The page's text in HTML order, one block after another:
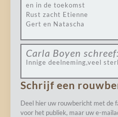
en in de toekomst
Rust zacht Etienne
Gert en Natascha
Carla Boyen schreef:
Innige deelneming,veel
Schrijf een
Deel hier uw rouwbericht met de
voor het publiek, maar uw e-